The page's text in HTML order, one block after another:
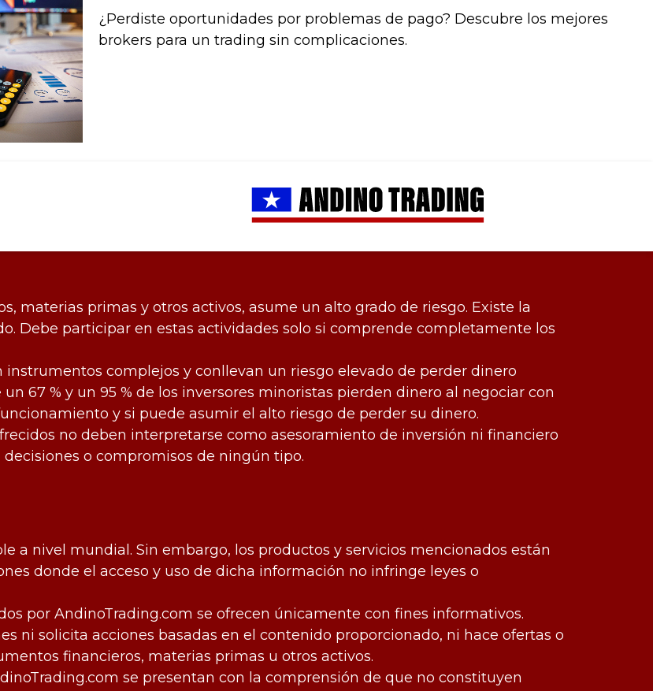
¿Perdiste oportunidades por problemas de pago? Descubre los mejores
brokers para un trading sin complicaciones.
materias primas y otros activos, asume un alto grado de riesgo. Existe la
Debe participar en estas actividades solo si comprende completamente los
instrumentos complejos y conllevan un riesgo elevado de perder dinero
67 % y un 95 % de los inversores minoristas pierden dinero al negociar con
y si puede asumir el alto riesgo de perder su dinero.
no deben interpretarse como asesoramiento de inversión ni financiero
o compromisos de ningún tipo.
a nivel mundial. Sin embargo, los productos y servicios mencionados están
donde el acceso y uso de dicha información no infringe leyes o
por AndinoTrading.com se ofrecen únicamente con fines informativos.
ni solicita acciones basadas en el contenido proporcionado, ni hace ofertas o
financieros, materias primas u otros activos.
se presentan con la comprensión de que no constituyen